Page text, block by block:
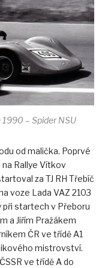
– Spider NSU
od malička. Poprvé
Rallye Vítkov
za TJ RH Třebíč
voze Lada VAZ 2103
při startech v Přeboru
a Jiřím Pražákem
ČR ve třídě A1
mistrovství.
ve třídě A do